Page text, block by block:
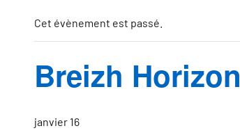
Cet évènement est passé.
Breizh Horizon
janvier 16